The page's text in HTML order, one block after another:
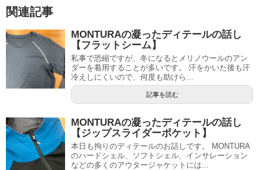
関連記事
MONTURAの凝ったディテールの話し
【フラットシーム】
私事で恐縮ですが、冬になるとメリノウールのアン
ダーを着用することが多いです。 汗をかいた後も汗
冷えしにくいので、何度も助けら...
記事を読む
MONTURAの凝ったディテールの話し
【ジップスライダーポケット】
本日も拘りのディテールのお話しです。 MONTURA
のハードシェル、ソフトシェル、インサレーション
などの多くのアウタージャケットには...